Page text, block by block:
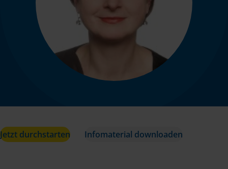
Jetzt durchstarten Infomaterial downloaden